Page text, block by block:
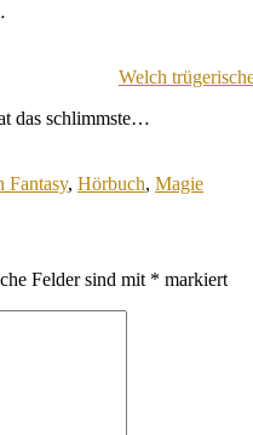
Welch
das schlimmste…
Fantasy, Hörbuch, Magie
Felder sind mit * markiert